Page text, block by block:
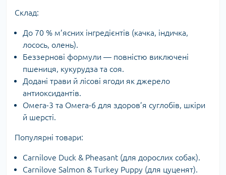
Склад:
До 70 % м’ясних інгредієнтів (качка, індичка,
лосось, олень).
Беззернові формули — повністю виключені
пшениця, кукурудза та соя.
Додані трави й лісові ягоди як джерело
антиоксидантів.
Омега-3 та Омега-6 для здоров’я суглобів, шкіри
й шерсті.
Популярні товари:
Carnilove Duck & Pheasant (для дорослих собак).
Carnilove Salmon & Turkey Puppy (для цуценят).